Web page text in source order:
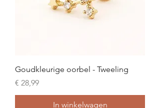
Goudkleurige oorbel - Tweeling
Prijs
€ 28,99
In winkelwagen